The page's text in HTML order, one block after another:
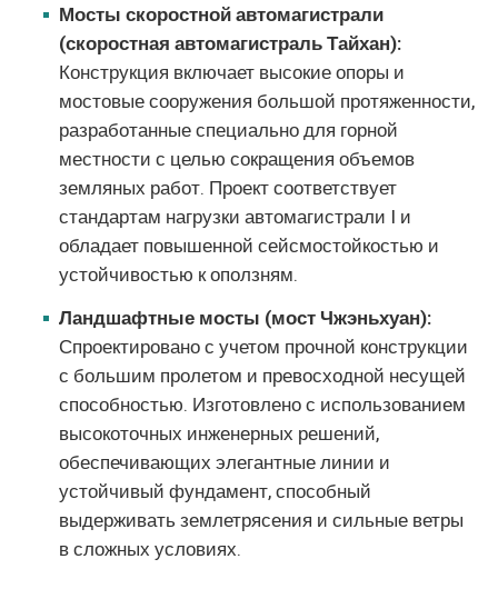
Мосты скоростной автомагистрали
(скоростная автомагистраль Тайхан):
Конструкция включает высокие опоры и
мостовые сооружения большой протяженности,
разработанные специально для горной
местности с целью сокращения объемов
земляных работ. Проект соответствует
стандартам нагрузки автомагистрали I и
обладает повышенной сейсмостойкостью и
устойчивостью к оползням.
Ландшафтные мосты (мост Чжэньхуан):
Спроектировано с учетом прочной конструкции
с большим пролетом и превосходной несущей
способностью. Изготовлено с использованием
высокоточных инженерных решений,
обеспечивающих элегантные линии и
устойчивый фундамент, способный
выдерживать землетрясения и сильные ветры
в сложных условиях.